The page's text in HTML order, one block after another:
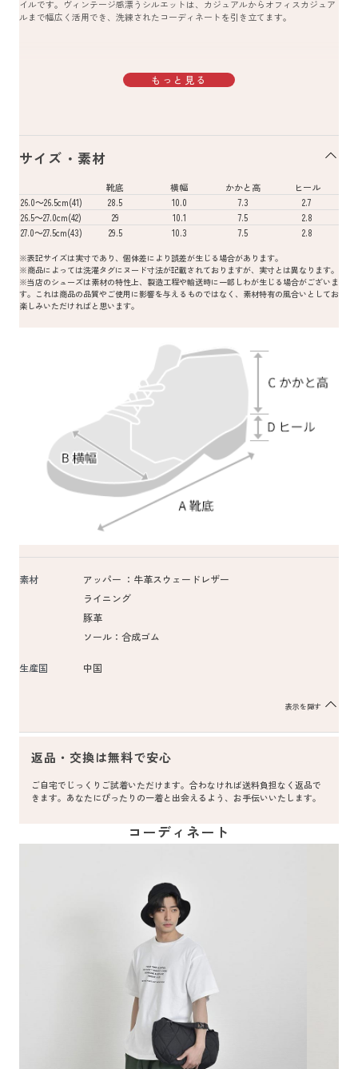
イルです。ヴィンテージ感漂うシルエットは、カジュアルからオフィスカジュア
ルまで幅広く活用でき、洗練されたコーディネートを引き立てます。
もっと見る
サイズ・素材
靴底 横幅 かかと高
ヒール
26.0～26.5cm(41)
28.5 10.0 7.3
2.7
26.5～27.0cm(42)
29 10.1 7.5
2.8
27.0～27.5cm(43)
29.5 10.3 7.5 2.8
※表記サイズは実寸であり、個体差により誤差が生じる場合があります。
※商品によっては洗濯タグにヌード寸法が記載されておりますが、実寸とは異なります。
※当店のシューズは素材の特性上、製造工程や輸送時に一部しわが生じる場合がございま
す。これは商品の品質やご使用に影響を与えるものではなく、素材特有の風合いとしてお
楽しみいただければと思います。
素材
アッパー ：牛革スウェードレザー
ライニング
豚革
ソール：合成ゴム
生産国 中国
表示を隠す
返品・交換は無料で安心
ご自宅でじっくりご試着いただけます。合わなければ送料負担なく返品で
きます。あなたにぴったりの一着と出会えるよう、お手伝いいたします。
コーディネート